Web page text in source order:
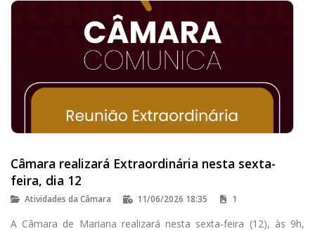
Câmara realizará Extraordinária nesta sexta-
feira, dia 12
Atividades da Câmara 11/06/2026 18:35 1
A Câmara de Mariana realizará nesta sexta-feira (12), às 9h,